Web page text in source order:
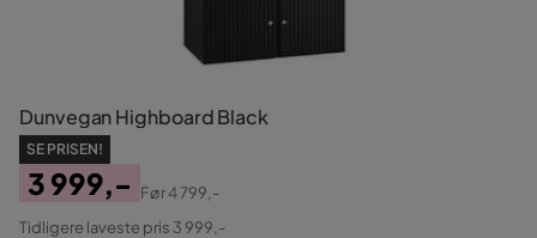
Dunvegan Highboard Black
SE PRISEN!
Pris
3 999,-
Original
Før4 799,-
Tidligere laveste pris 3 999,-